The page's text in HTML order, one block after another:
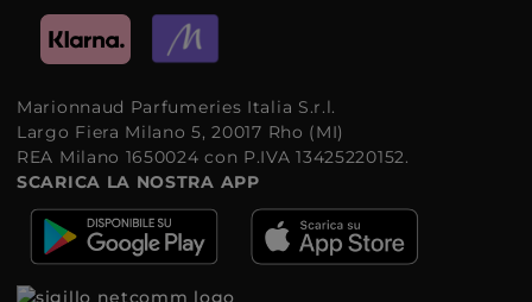
Marionnaud Parfumeries Italia S.r.l.
Largo Fiera Milano 5, 20017 Rho (MI)
REA Milano 1650024 con P.IVA 13425220152.
SCARICA LA NOSTRA APP